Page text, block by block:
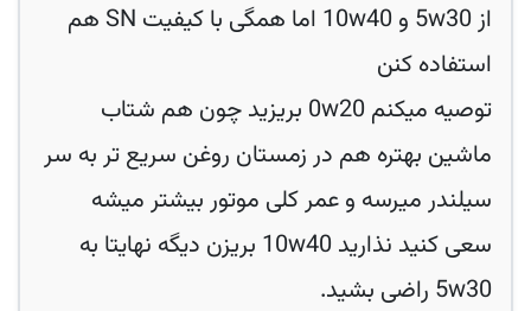
از 5w30 و 10w40 اما همگی با کیفیت SN هم
استفاده کنن
توصیه میکنم 0w20 بریزید چون هم شتاب
ماشین بهتره هم در زمستان روغن سریع تر به سر
سیلندر میرسه و عمر کلی موتور بیشتر میشه
سعی کنید نذارید 10w40 بریزن دیگه نهایتا به
5w30 راضی بشید.